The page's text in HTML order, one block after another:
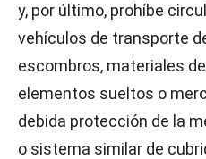
y, por último, prohíbe
vehículos de transporte
escombros, materiales
elementos sueltos o
debida protección de la
o sistema similar de